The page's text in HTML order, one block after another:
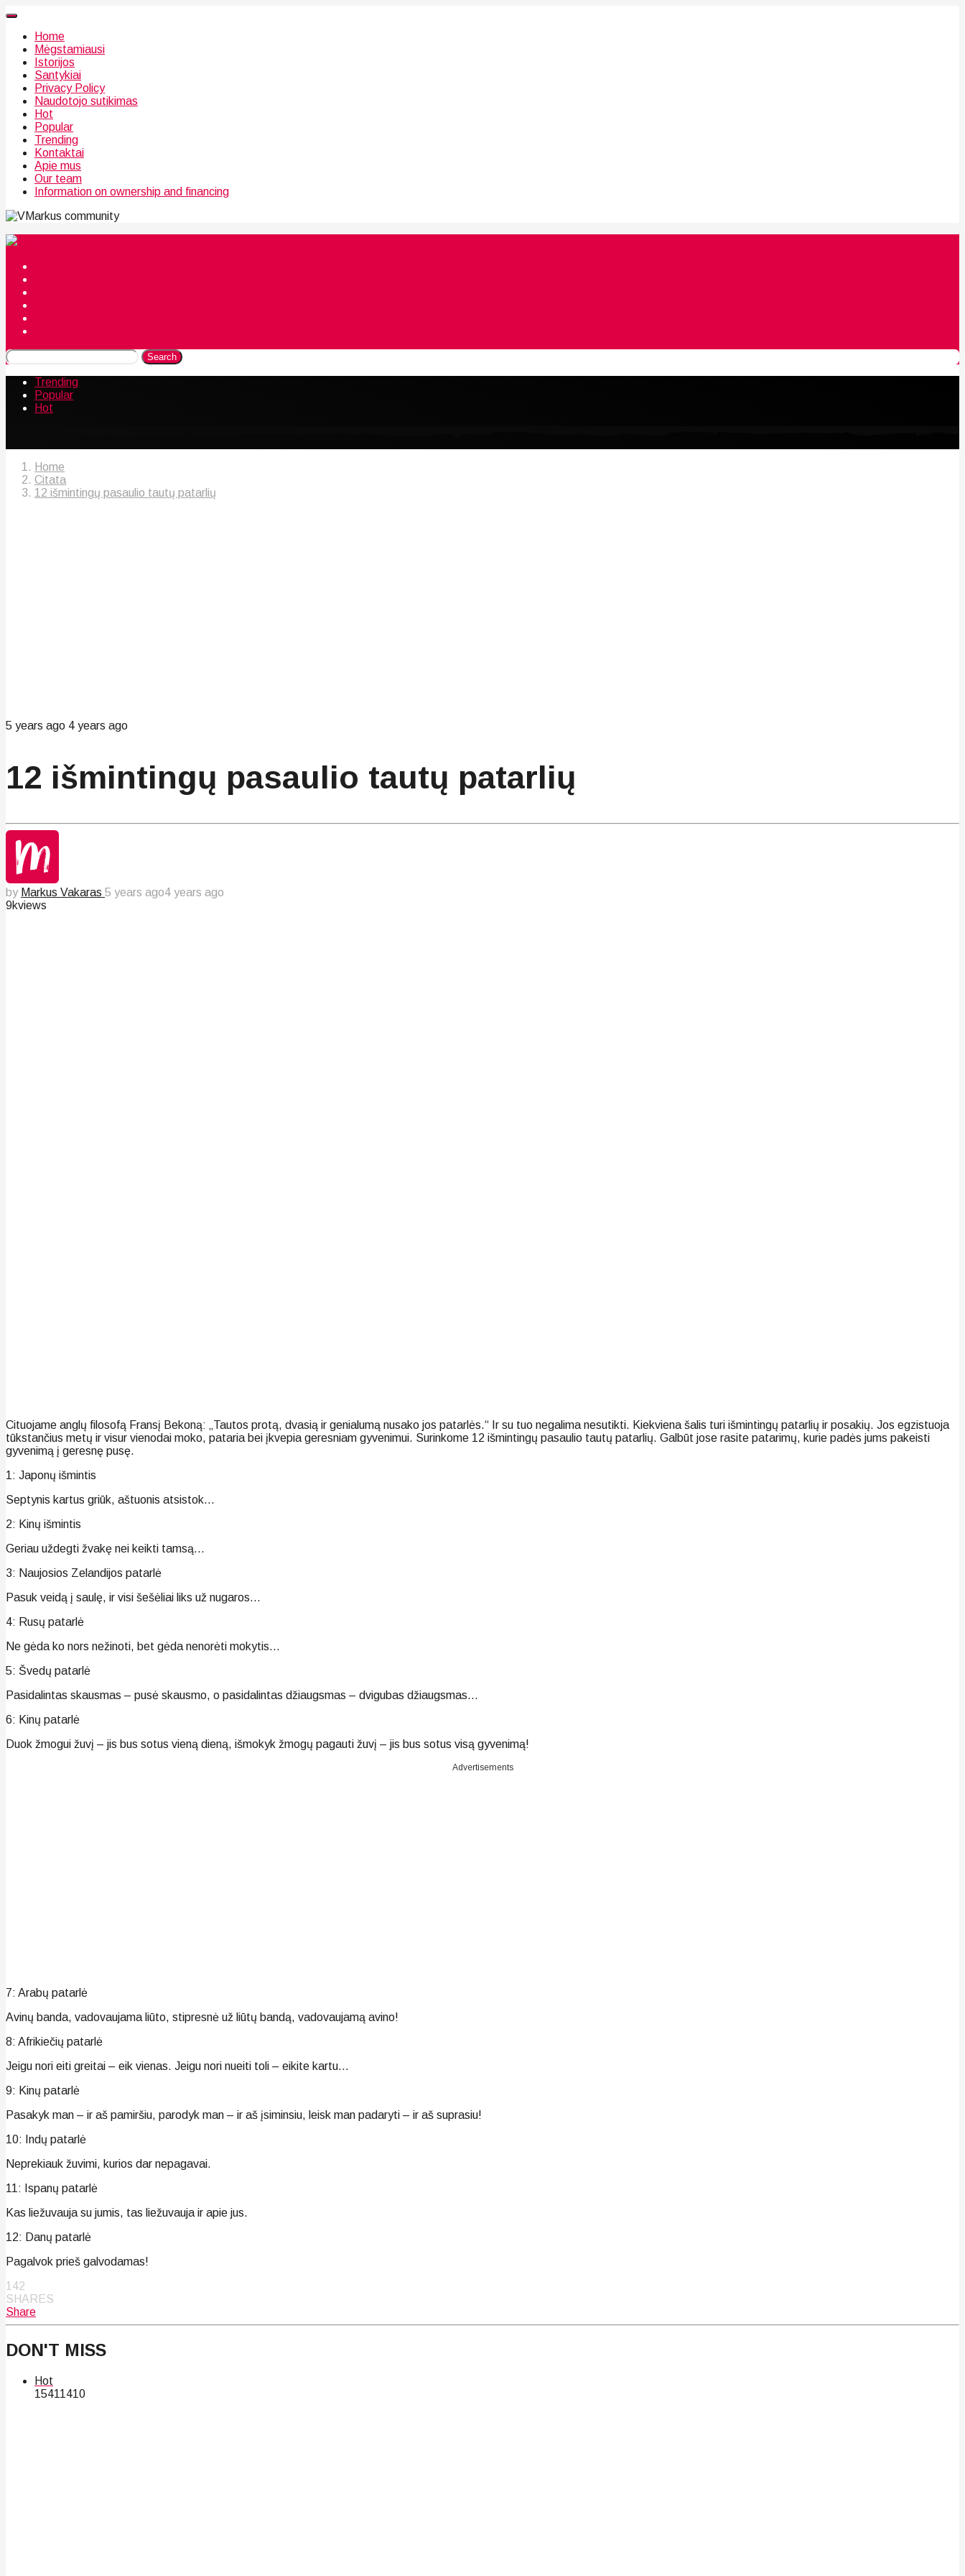
Home
Mėgstamiausi
Istorijos
Santykiai
Privacy Policy
Naudotojo sutikimas
Hot
Popular
Trending
Kontaktai
Apie mus
Our team
Information on ownership and financing
community
Search
Trending
Popular
Hot
Home
Citata
12 išmintingų pasaulio tautų patarlių
5 years ago 4 years ago
12 išmintingų pasaulio tautų patarlių
by Markus Vakaras 5 years ago4 years ago
9kviews
Cituojame anglų filosofą Fransį Bekoną: „Tautos protą, dvasią ir genialumą nusako jos patarlės.“ Ir su tuo negalima nesutikti. Kiekviena šalis turi išmintingų patarlių ir posakių. Jos egzistuoja
tūkstančius metų ir visur vienodai moko, pataria bei įkvepia geresniam gyvenimui. Surinkome 12 išmintingų pasaulio tautų patarlių. Galbūt jose rasite patarimų, kurie padės jums pakeisti
gyvenimą į geresnę pusę.
1: Japonų išmintis
Septynis kartus griūk, aštuonis atsistok…
2: Kinų išmintis
Geriau uždegti žvakę nei keikti tamsą…
3: Naujosios Zelandijos patarlė
Pasuk veidą į saulę, ir visi šešėliai liks už nugaros…
4: Rusų patarlė
Ne gėda ko nors nežinoti, bet gėda nenorėti mokytis…
5: Švedų patarlė
Pasidalintas skausmas – pusė skausmo, o pasidalintas džiaugsmas – dvigubas džiaugsmas…
6: Kinų patarlė
Duok žmogui žuvį – jis bus sotus vieną dieną, išmokyk žmogų pagauti žuvį – jis bus sotus visą gyvenimą!
Advertisements
7: Arabų patarlė
Avinų banda, vadovaujama liūto, stipresnė už liūtų bandą, vadovaujamą avino!
8: Afrikiečių patarlė
Jeigu nori eiti greitai – eik vienas. Jeigu nori nueiti toli – eikite kartu…
9: Kinų patarlė
Pasakyk man – ir aš pamiršiu, parodyk man – ir aš įsiminsiu, leisk man padaryti – ir aš suprasiu!
10: Indų patarlė
Neprekiauk žuvimi, kurios dar nepagavai.
11: Ispanų patarlė
Kas liežuvauja su jumis, tas liežuvauja ir apie jus.
12: Danų patarlė
Pagalvok prieš galvodamas!
142
SHARES
Share
DON'T MISS
Hot
15411410